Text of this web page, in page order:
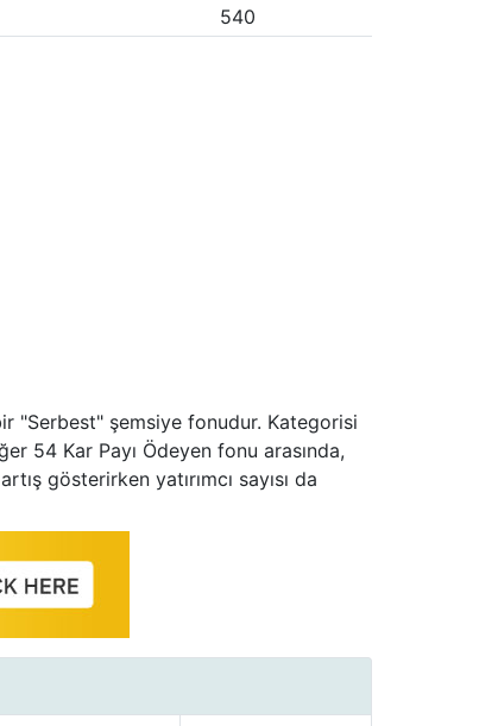
540
"Serbest" şemsiye fonudur. Kategorisi
54 Kar Payı Ödeyen fonu arasında,
gösterirken yatırımcı sayısı da